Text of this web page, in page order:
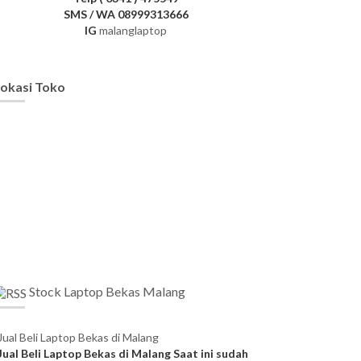
SMS / WA 08999313666
IG malanglaptop
Toko
Stock Laptop Bekas Malang
Beli Laptop Bekas di Malang
Beli Laptop Bekas di Malang Saat ini sudah